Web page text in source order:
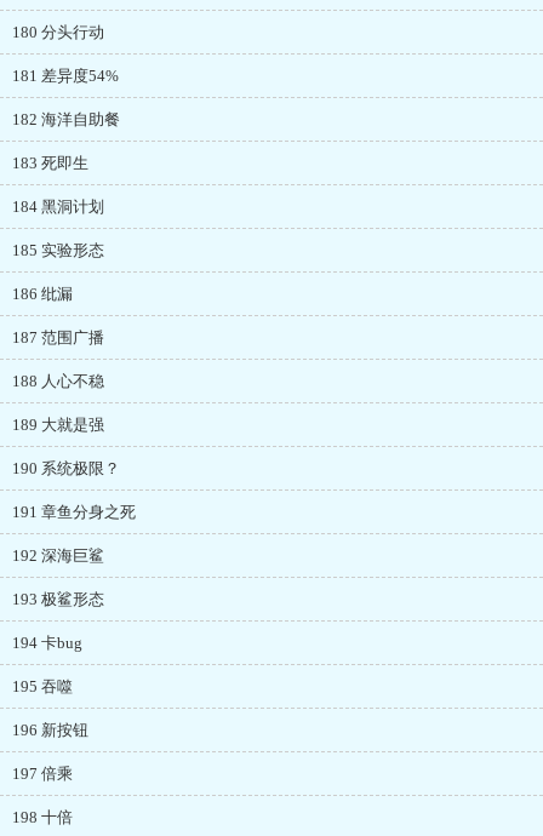
180 分头行动
181 差异度54%
182 海洋自助餐
183 死即生
184 黑洞计划
185 实验形态
186 纰漏
187 范围广播
188 人心不稳
189 大就是强
190 系统极限？
191 章鱼分身之死
192 深海巨鲨
193 极鲨形态
194 卡bug
195 吞噬
196 新按钮
197 倍乘
198 十倍